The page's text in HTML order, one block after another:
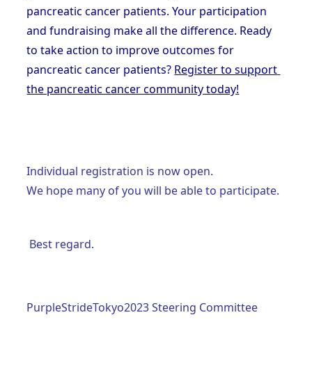
pancreatic cancer patients. Your participation
and fundraising make all the difference. Ready
to take action to improve outcomes for
pancreatic cancer patients? Register to support
the pancreatic cancer community today!
Individual registration is now open.
We hope many of you will be able to participate.
Best regard.
PurpleStrideTokyo2023 Steering Committee